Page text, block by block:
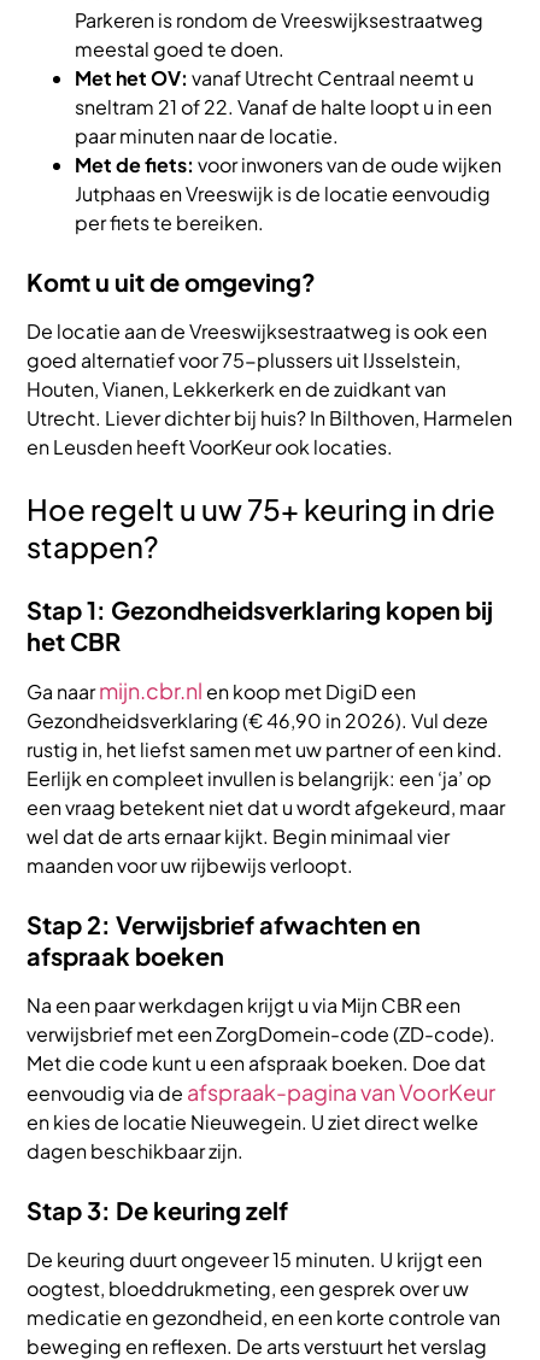
Parkeren is rondom de Vreeswijksestraatweg
meestal goed te doen.
Met het OV:vanaf Utrecht Centraal neemt u
sneltram 21 of 22. Vanaf de halte loopt u in een
paar minuten naar de locatie.
Met de fiets:voor inwoners van de oude wijken
Jutphaas en Vreeswijk is de locatie eenvoudig
per fiets te bereiken.
Komt u uit de omgeving?
De locatie aan de Vreeswijksestraatweg is ook een
goed alternatief voor 75-plussers uit IJsselstein,
Houten, Vianen, Lekkerkerk en de zuidkant van
Utrecht. Liever dichter bij huis? In Bilthoven, Harmelen
en Leusden heeft VoorKeur ook locaties.
Hoe regelt u uw 75+ keuring in drie
stappen?
Stap 1: Gezondheidsverklaring kopen bij
het CBR
Ga naarmijn.cbr.nlen koop met DigiD een
Gezondheidsverklaring (€ 46,90 in 2026). Vul deze
rustig in, het liefst samen met uw partner of een kind.
Eerlijk en compleet invullen is belangrijk: een ‘ja’ op
een vraag betekent niet dat u wordt afgekeurd, maar
wel dat de arts ernaar kijkt. Begin minimaal vier
maanden voor uw rijbewijs verloopt.
Stap 2: Verwijsbrief afwachten en
afspraak boeken
Na een paar werkdagen krijgt u via Mijn CBR een
verwijsbrief met een ZorgDomein-code (ZD-code).
Met die code kunt u een afspraak boeken. Doe dat
eenvoudig via de afspraak-pagina van VoorKeur
en kies de locatie Nieuwegein. U ziet direct welke
dagen beschikbaar zijn.
Stap 3: De keuring zelf
De keuring duurt ongeveer 15 minuten. U krijgt een
oogtest, bloeddrukmeting, een gesprek over uw
medicatie en gezondheid, en een korte controle van
beweging en reflexen. De arts verstuurt het verslag